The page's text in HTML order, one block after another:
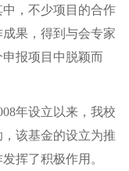
，不少项目的合作
果，得到与会专家
报项目中脱颖而
年设立以来，我校
该基金的设立为推
挥了积极作用。